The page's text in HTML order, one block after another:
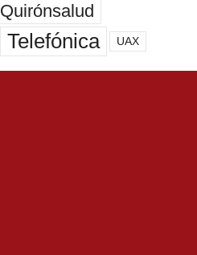
Quirónsalud
Telefónica UAX